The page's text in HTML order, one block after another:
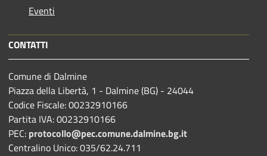
Eventi
CONTATTI
Comune di Dalmine
Piazza della Libertà, 1 - Dalmine (BG) - 24044
Codice Fiscale: 00232910166
Partita IVA: 00232910166
PEC: protocollo@pec.comune.dalmine.bg.it
Centralino Unico: 035/62.24.711